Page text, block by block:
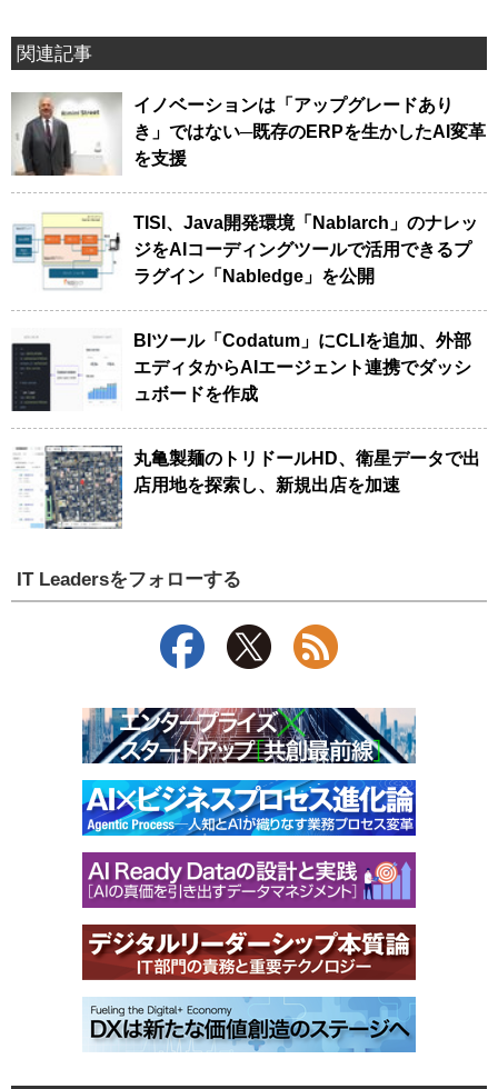
関連記事
イノベーションは「アップグレードあり
き」ではない─既存のERPを生かしたAI変革
を支援
TISI、Java開発環境「Nablarch」のナレッ
ジをAIコーディングツールで活用できるプ
ラグイン「Nabledge」を公開
BIツール「Codatum」にCLIを追加、外部
エディタからAIエージェント連携でダッシ
ュボードを作成
丸亀製麺のトリドールHD、衛星データで出
店用地を探索し、新規出店を加速
IT Leadersをフォローする